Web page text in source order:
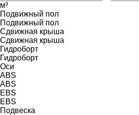
м³
Подвижный пол
Подвижный пол
Сдвижная крыша
Сдвижная крыша
Гидроборт
Гидроборт
Оси
ABS
ABS
EBS
EBS
Подвеска